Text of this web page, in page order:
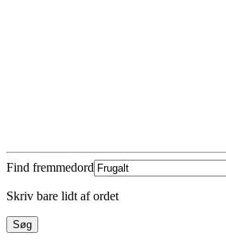
Find fremmedord
Skriv bare lidt af ordet